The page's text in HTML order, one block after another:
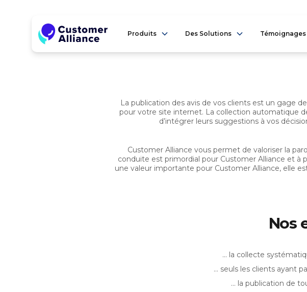
Produits Des Solutions
La publication des avis de vos clients est un gage
pour votre site internet. La collection automatique
d’intégrer leurs suggestions à vos
Customer Alliance vous permet de valoriser la
conduite est primordial pour Customer Alliance et à
une valeur importante pour Customer Alliance, elle
Nos
… la collecte
… seuls les clients ayant
… la publication de